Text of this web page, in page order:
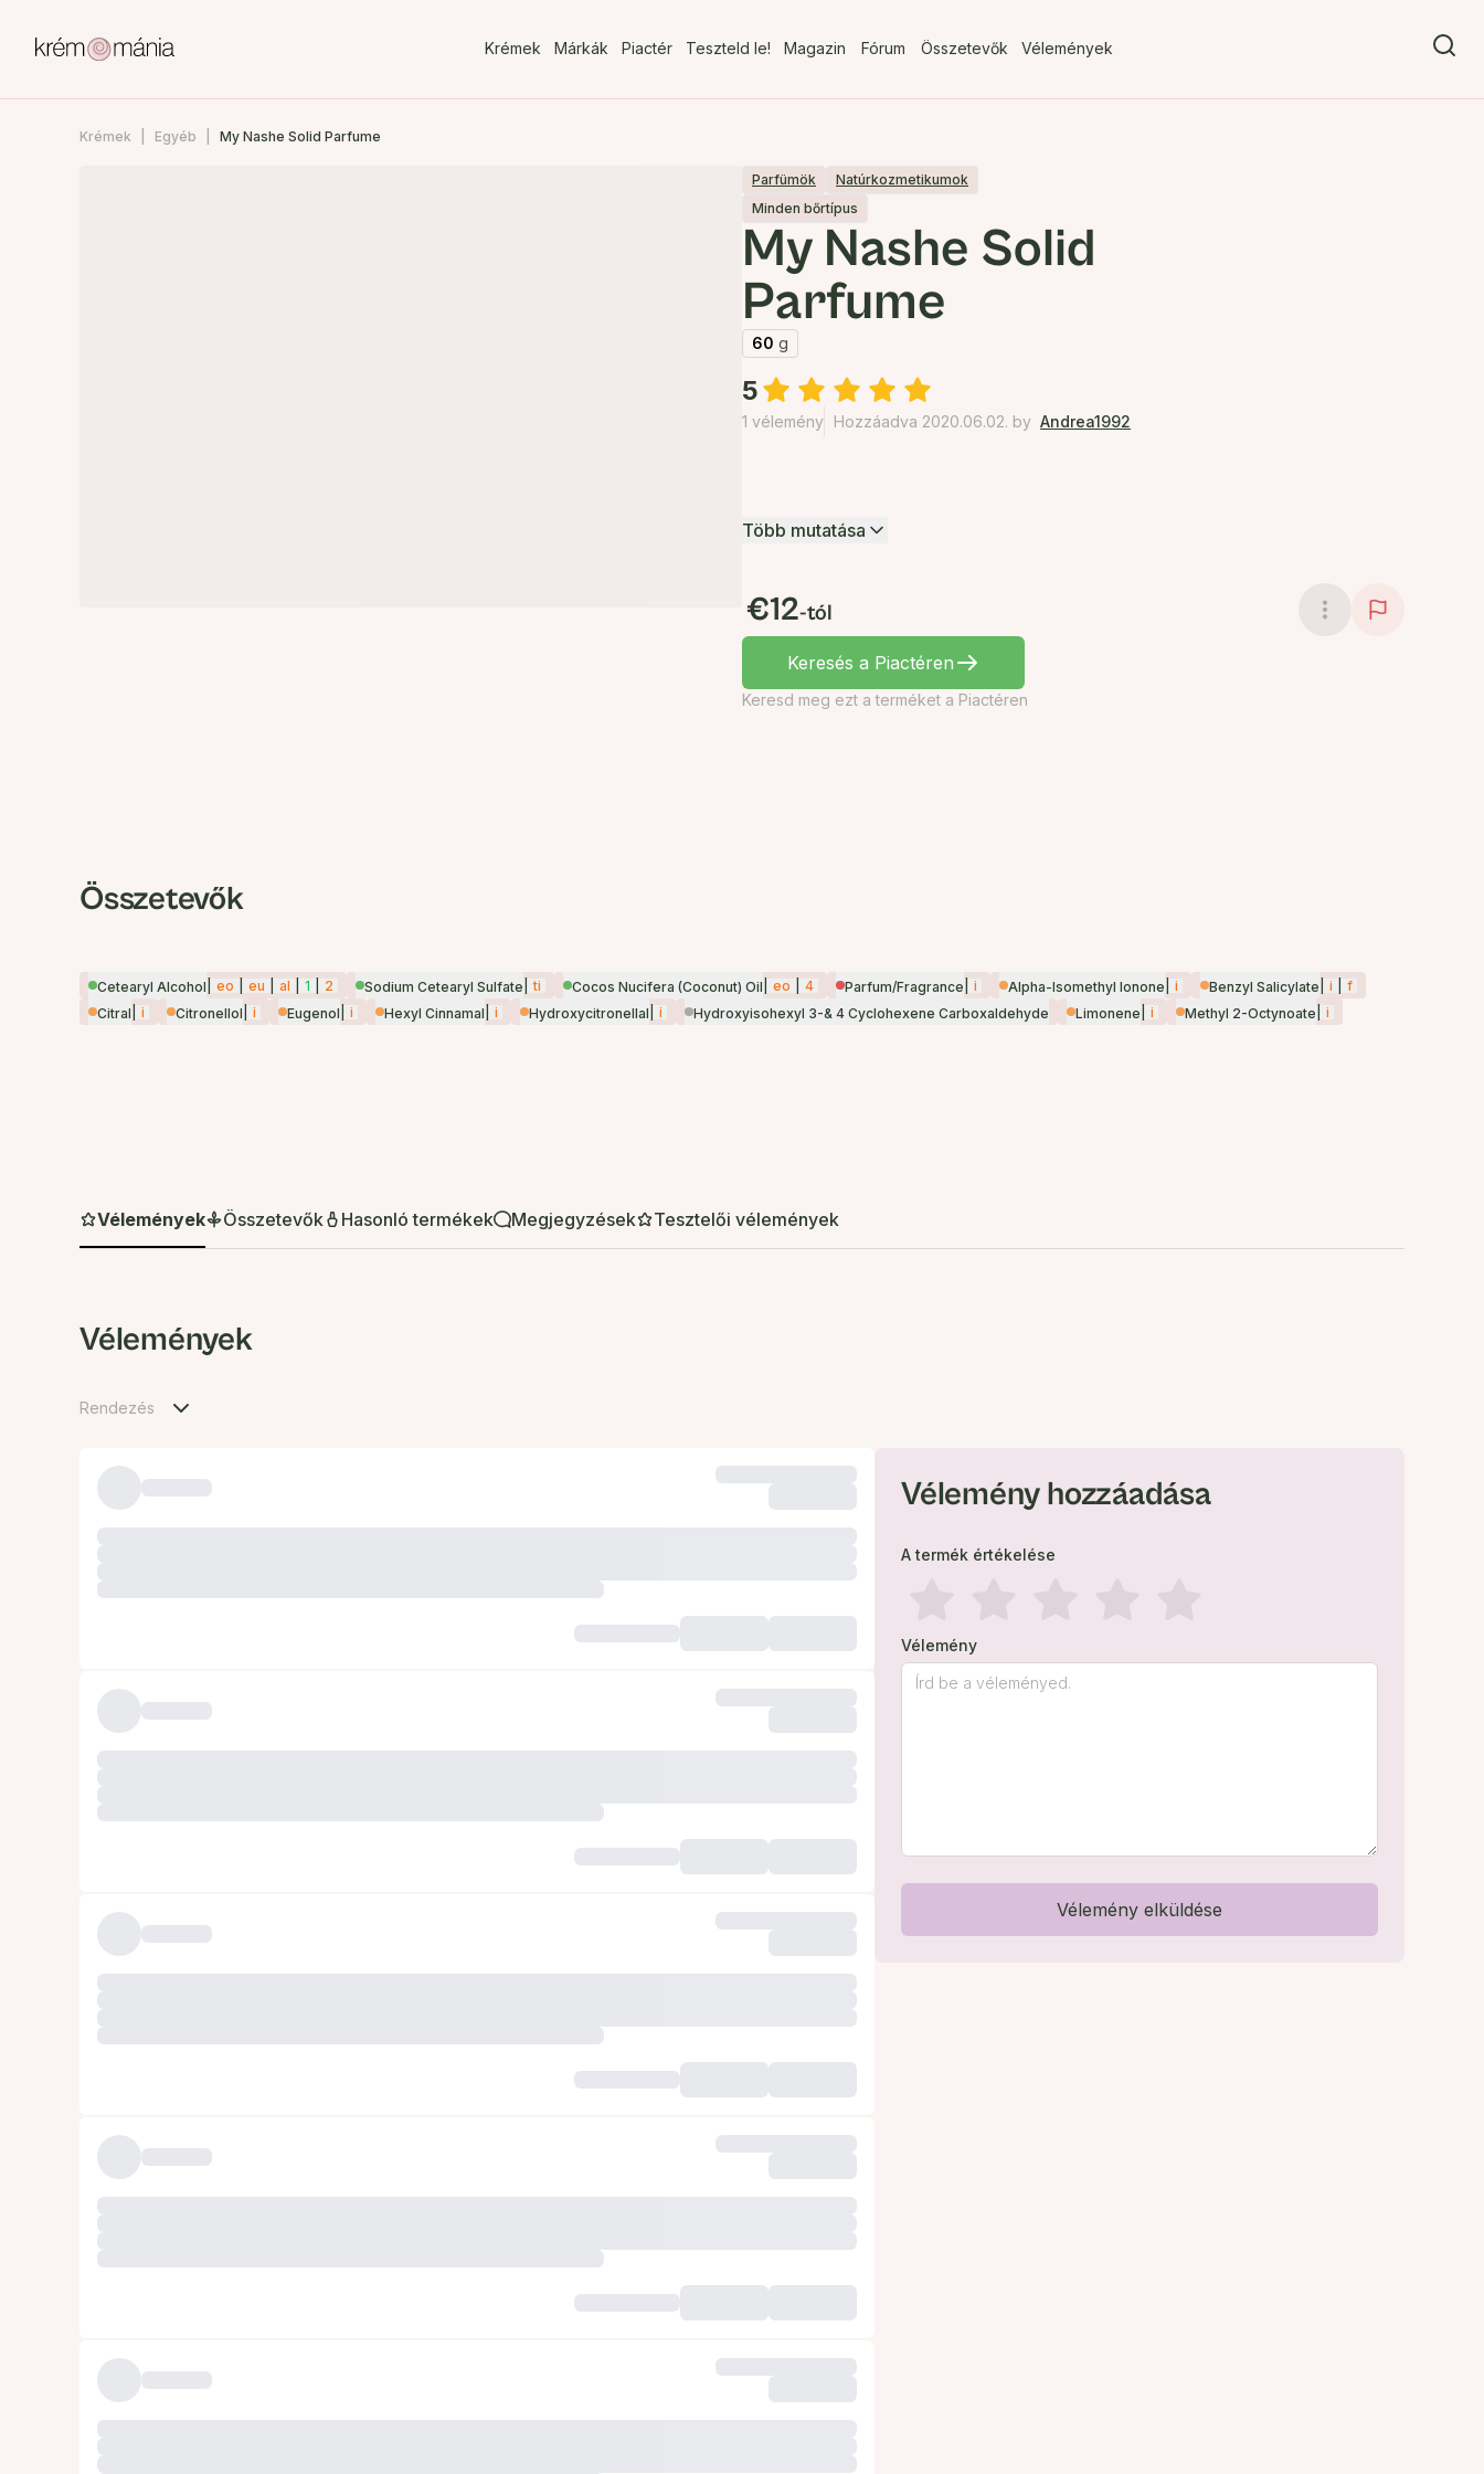
Krémek Márkák Piactér Teszteld le! Magazin Fórum Összetevők Vélemények
Krémek Egyéb My Nashe Solid Parfume
Parfümök
Natúrkozmetikumok
Minden bőrtípus
My Nashe Solid
Parfume
60 g
5
1 vélemény Hozzáadva 2020.06.02. by Andrea1992
Több mutatása
€12-tól
Keresés a Piactéren
Keresd meg ezt a terméket a Piactéren
Összetevők
Cetearyl Alcohol eo eu al 1 2 Sodium Cetearyl Sulfate ti Cocos Nucifera (Coconut) Oil eo 4 Parfum/Fragrance i Alpha-Isomethyl Ionone i Benzyl Salicylate i
f
Citral
i Citronellol i Eugenol i Hexyl Cinnamal i Hydroxycitronellal i Hydroxyisohexyl 3-& 4 Cyclohexene Carboxaldehyde Limonene i Methyl 2-Octynoate i
Vélemények Összetevők Hasonló termékek Megjegyzések Tesztelői vélemények
Vélemények
Rendezés
Vélemény hozzáadása
A termék értékelése
Vélemény
Vélemény elküldése